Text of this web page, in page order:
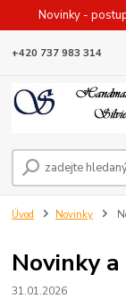
Novinky -
+420 737 983 314
Úvod Novinky
Novinky
31.01.2026